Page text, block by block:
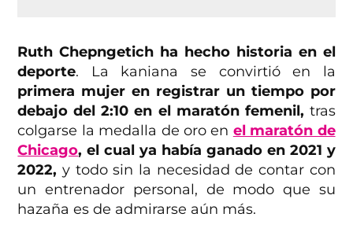
Ruth Chepngetich ha hecho historia en el
deporte. La kaniana se convirtió en la
primera mujer en registrar un tiempo por
debajo del 2:10 en el maratón femenil, tras
colgarse la medalla de oro en el maratón de
Chicago, el cual ya había ganado en 2021 y
2022, y todo sin la necesidad de contar con
un entrenador personal, de modo que su
hazaña es de admirarse aún más.